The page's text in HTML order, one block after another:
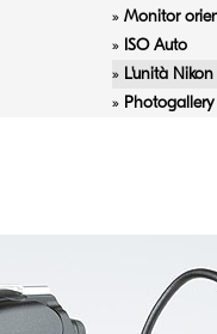
» Monitor
» ISO Auto
» L'unità Nikon
» Photogallery